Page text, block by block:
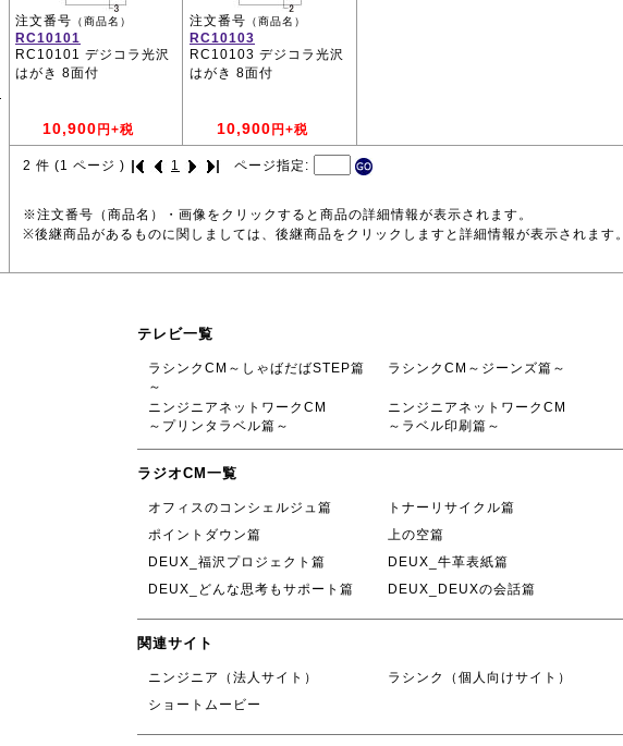
注文番号 （商品名）
RC10101
RC10101 デジコラ光沢
はがき 8面付
10,900 円+税
注文番号 （商品名）
RC10103
RC10103 デジコラ光沢
はがき 8面付
10,900 円+税
2 件 (1 ページ ) 1 ページ指定:
※注文番号（商品名）・画像をクリックすると商品の詳細情報が表示されます。
※後継商品があるものに関しましては、後継商品をクリックしますと詳細情報が表示されます。
テレビ一覧
ラシンクCM～しゃばだばSTEP篇
～
ラシンクCM～ジーンズ篇～
ニンジニアネットワークCM
～プリンタラベル篇～
ニンジニアネットワークCM
～ラベル印刷篇～
ラジオCM一覧
オフィスのコンシェルジュ篇 トナーリサイクル篇
ポイントダウン篇
上の空篇
DEUX_福沢プロジェクト篇
DEUX_牛革表紙篇
DEUX_どんな思考もサポート篇
DEUX_DEUXの会話篇
関連サイト
ニンジニア（法人サイト）
ラシンク（個人向けサイト）
ショートムービー